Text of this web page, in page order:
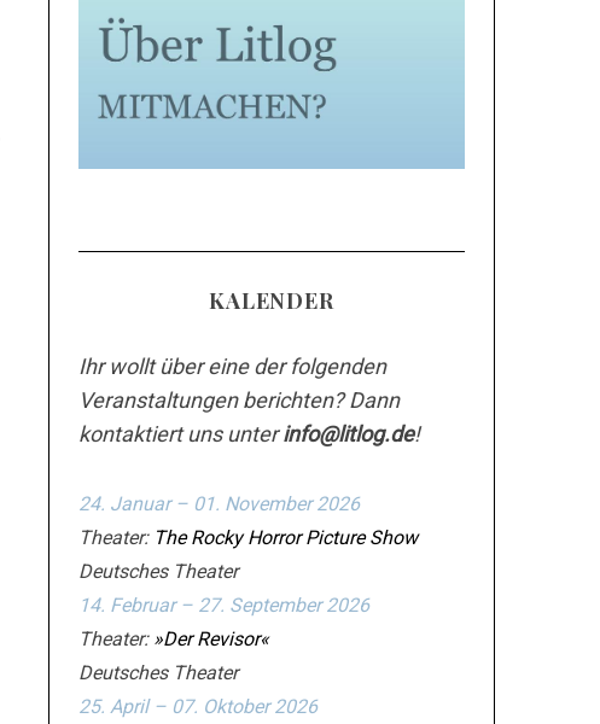
KALENDER
Ihr wollt über eine der folgenden
Veranstaltungen berichten? Dann
kontaktiert uns unterinfo@litlog.de!
24. Januar – 01. November 2026
Theater: The Rocky Horror Picture Show
Deutsches Theater
14. Februar – 27. September 2026
Theater: »Der Revisor«
Deutsches Theater
25. April – 07. Oktober 2026